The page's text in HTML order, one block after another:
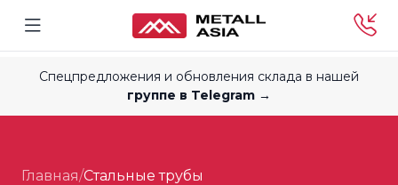
Спецпредложения и обновления склада в нашей
группе в Telegram →
Главная/Стальные трубы